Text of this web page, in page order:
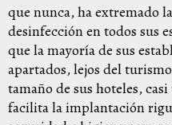
que nunca, ha extremado
desinfección en todos sus
que la mayoría de sus
apartados, lejos del
tamaño de sus hoteles,
facilita la implantación